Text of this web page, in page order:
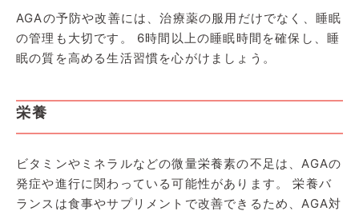
AGAの予防や改善には、治療薬の服用だけでなく、睡眠
の管理も大切です。 6時間以上の睡眠時間を確保し、睡
眠の質を高める生活習慣を心がけましょう。
栄養
ビタミンやミネラルなどの微量栄養素の不足は、AGAの
発症や進行に関わっている可能性があります。 栄養バ
ランスは食事やサプリメントで改善できるため、AGA対